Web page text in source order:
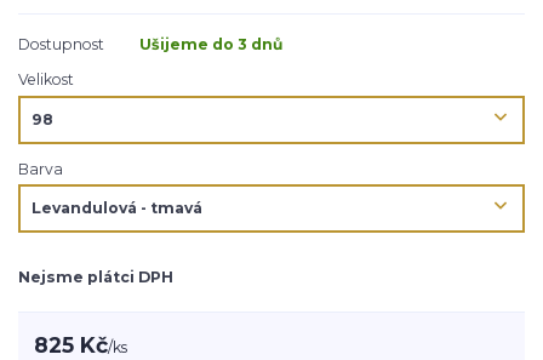
Dostupnost
Ušijeme do 3 dnů
Velikost
Barva
Nejsme plátci DPH
825 Kč/ks